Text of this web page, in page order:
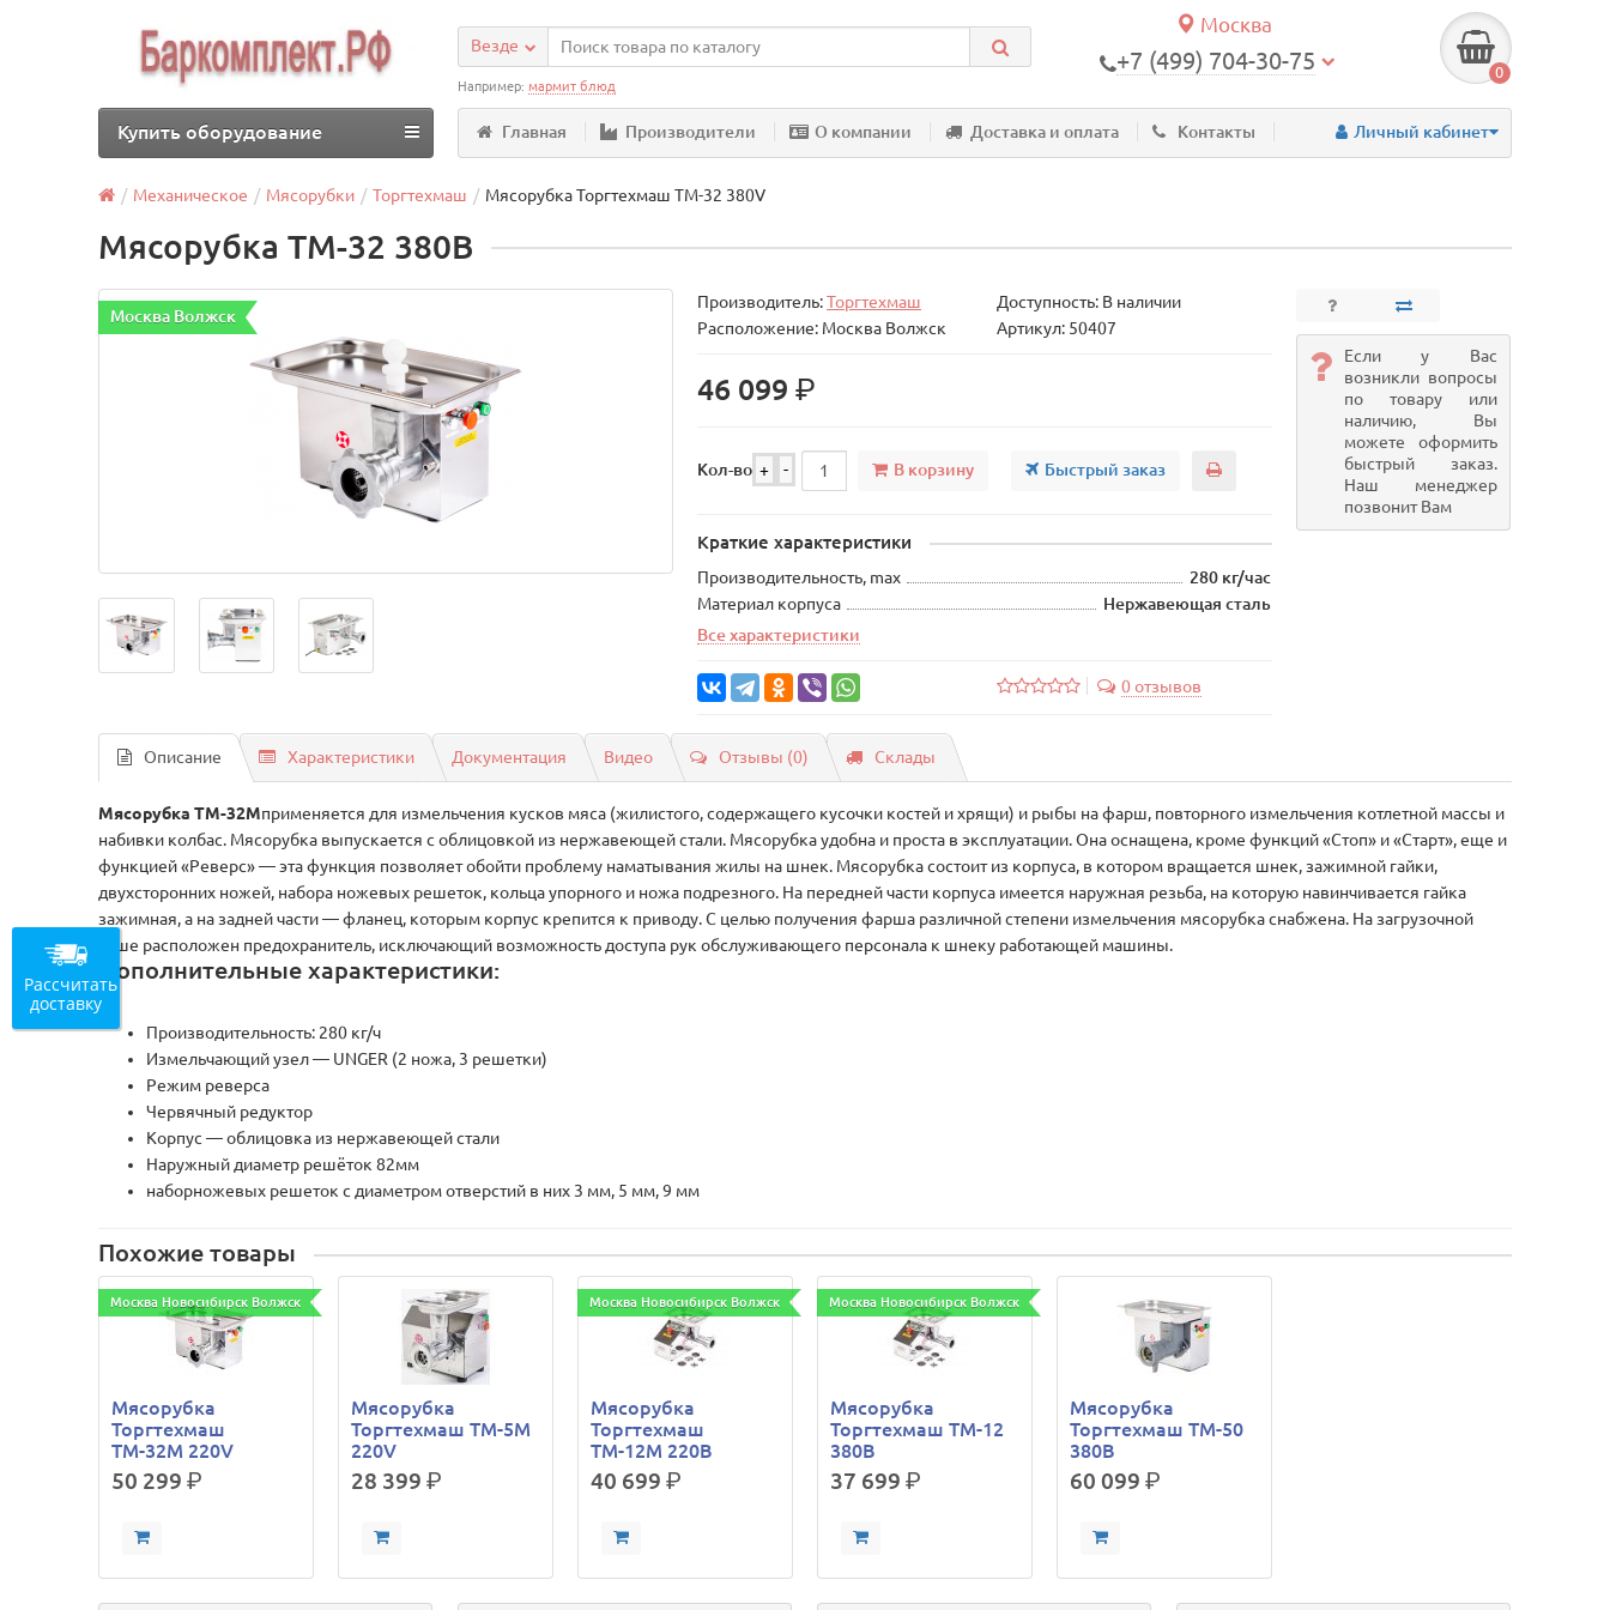
Москва
+7 (499) 704-30-75 0
Везде
Например:мармит блюд
Главная Производители О компании Доставка и оплата Контакты Личный кабинет
Купить оборудование
Механическое Мясорубки Торгтехмаш Мясорубка Торгтехмаш ТМ-32 380V
Мясорубка ТМ-32 380В
Москва Волжск
Производитель:Торгтехмаш
Доступность: В наличии
Расположение: Москва Волжск
Артикул: 50407
46 099р.
Кол-во + - В корзину Быстрый заказ
Краткие характеристики
Производительность, max
280 кг/час
Материал корпуса
Нержавеющая сталь
Все характеристики
0 отзывов
Если у Вас
возникли вопросы
по товару или
наличию, Вы
можете оформить
быстрый заказ.
Наш менеджер
позвонит Вам
Описание Характеристики Документация Видео Отзывы (0) Склады
Мясорубка TM-32Мприменяется для измельчения кусков мяса (жилистого, содержащего кусочки костей и хрящи) и рыбы на фарш, повторного измельчения котлетной массы и
набивки колбас. Мясорубка выпускается с облицовкой из нержавеющей стали. Мясорубка удобна и проста в эксплуатации. Она оснащена, кроме функций «Стоп» и «Старт», еще и
функцией «Реверс» — эта функция позволяет обойти проблему наматывания жилы на шнек. Мясорубка состоит из корпуса, в котором вращается шнек, зажимной гайки,
двухсторонних ножей, набора ножевых решеток, кольца упорного и ножа подрезного. На передней части корпуса имеется наружная резьба, на которую навинчивается гайка
зажимная, а на задней части — фланец, которым корпус крепится к приводу. С целью получения фарша различной степени измельчения мясорубка снабжена. На загрузочной
чаше расположен предохранитель, исключающий возможность доступа рук обслуживающего персонала к шнеку работающей машины.
Дополнительные характеристики:
Производительность: 280 кг/ч
Измельчающий узел — UNGER (2 ножа, 3 решетки)
Режим реверса
Червячный редуктор
Корпус — облицовка из нержавеющей стали
Наружный диаметр решёток 82мм
наборножевых решеток с диаметром отверстий в них 3 мм, 5 мм, 9 мм
Похожие товары
Москва Новосибирск Волжск
Мясорубка
Торгтехмаш
ТМ-32М 220V
50 299р.
Мясорубка
Торгтехмаш ТМ-5М
220V
28 399р.
Москва Новосибирск Волжск
Мясорубка
Торгтехмаш
ТМ-12М 220В
40 699р.
Москва Новосибирск Волжск
Мясорубка
Торгтехмаш ТМ-12
380В
37 699р.
Мясорубка
Торгтехмаш ТМ-50
380В
60 099р.
Рассчитать
доставку